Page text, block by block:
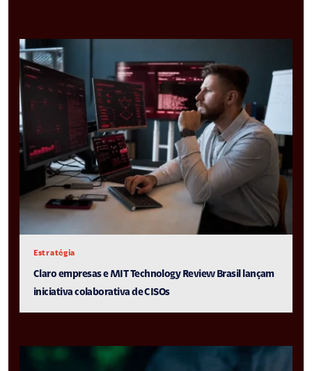
Estratégia
Claro empresas e MIT Technology Review Brasil lançam
iniciativa colaborativa de CISOs